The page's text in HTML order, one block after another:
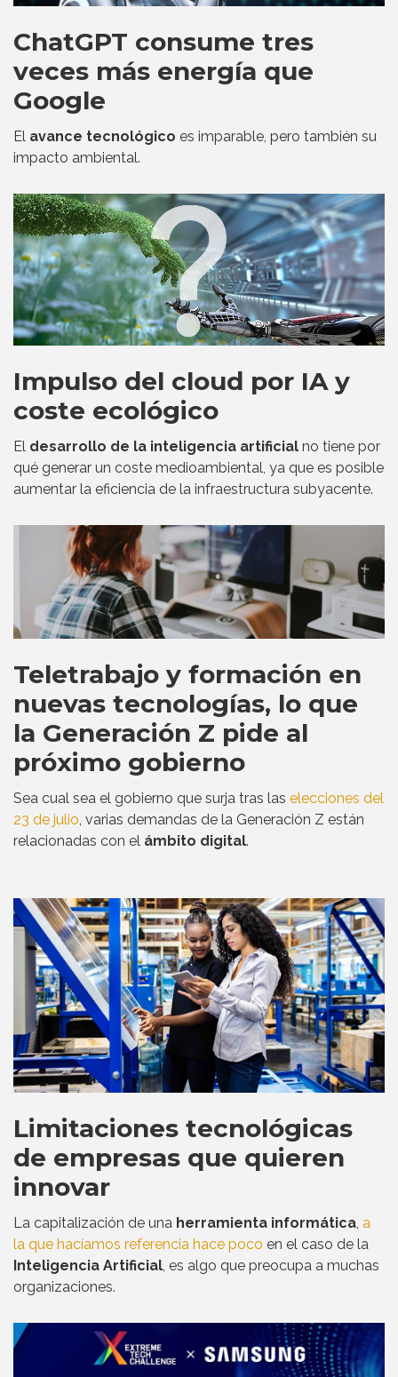
ChatGPT consume tres
veces más energía que
Google
El avance tecnológico es imparable, pero también su
impacto ambiental.
Impulso del cloud por IA y
coste ecológico
El desarrollo de la inteligencia artificial no tiene por
qué generar un coste medioambiental, ya que es posible
aumentar la eficiencia de la infraestructura subyacente.
Teletrabajo y formación en
nuevas tecnologías, lo que
la Generación Z pide al
próximo gobierno
Sea cual sea el gobierno que surja tras las elecciones del
23 de julio, varias demandas de la Generación Z están
relacionadas con el ámbito digital.
Limitaciones tecnológicas
de empresas que quieren
innovar
La capitalización de una herramienta informática, a
la que hacíamos referencia hace poco en el caso de la
Inteligencia Artificial, es algo que preocupa a muchas
organizaciones.